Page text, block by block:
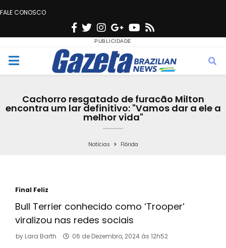
FALE CONOSCO
F
c
e
o
T
w
i
t
e
r
n
s
t
g
r
a
m
G
o
o
g
e
Y
u
t
b
e
s
M
n
Cachorro resgatado de furacão Milton
encontra um lar definitivo: "Vamos dar a ele a
melhor vida"
Notícias Flórida
Final Feliz
Bull Terrier conhecido como ‘Trooper’
viralizou nas redes sociais
by Lara Barth 06 de Dezembro, 2024 às 12h52